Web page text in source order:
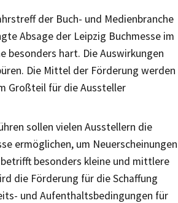
der Buch- und Medienbranche
Absage der Leipzig Buchmesse im
besonders hart. Die Auswirkungen
Die Mittel der Förderung werden
Großteil für die Aussteller
sollen vielen Ausstellern die
ermöglichen, um Neuerscheinungen
besonders kleine und mittlere
die Förderung für die Schaffung
und Aufenthaltsbedingungen für